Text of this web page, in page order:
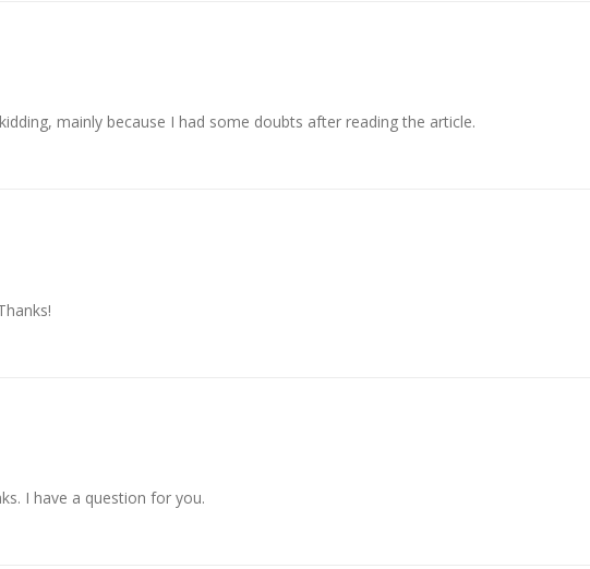
mainly because I had some doubts after reading the article.
I have a question for you.